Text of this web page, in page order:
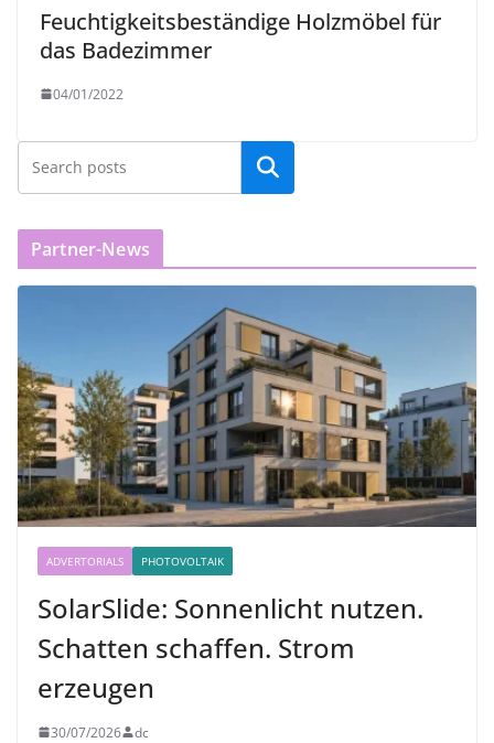
Feuchtigkeitsbeständige Holzmöbel für
das Badezimmer
04/01/2022
Partner-News
ADVERTORIALS PHOTOVOLTAIK
SolarSlide: Sonnenlicht nutzen.
Schatten schaffen. Strom
erzeugen
30/07/2026 dc